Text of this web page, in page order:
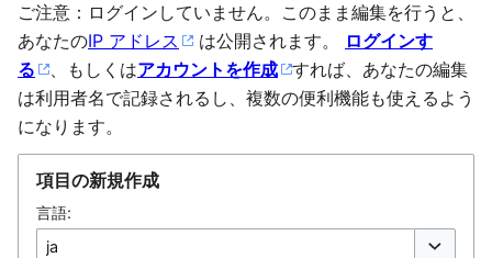
ご注意：ログインしていません。このまま編集を行うと、
あなたのIP アドレス は公開されます。
ログインす
る
、もしくはアカウントを作成
すれば、あなたの編集
は利用者名で記録されるし、複数の便利機能も使えるよう
になります。
項目の新規作成
言語: